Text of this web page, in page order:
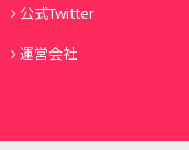
公式Twitter
運営会社